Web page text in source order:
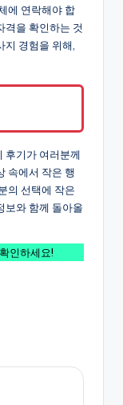
에 연락해야 합
격을 확인하는 것
지 경험을 위해,
후기가 여러분께
속에서 작은 행
의 선택에 작은
보와 함께 돌아올
인하세요!